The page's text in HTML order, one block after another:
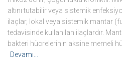
altını tutabilir veya sistemik
ilaçlar, lokal veya sistemik mantar
tedavisinde kullanılan ilaçlardır.
bakteri hücrelerinin aksine memeli
Devamı…